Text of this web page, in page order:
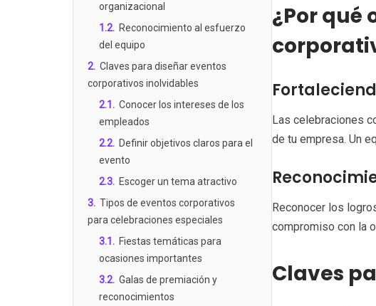
organizacional
1.2. Reconocimiento al esfuerzo
del equipo
2. Claves para diseñar eventos
corporativos inolvidables
2.1 . Conocer los intereses de los
empleados
2.2. Definir objetivos claros para el
evento
2.3. Escoger un tema atractivo
3. Tipos de eventos corporativos
para celebraciones especiales
3.1 . Fiestas temáticas para
ocasiones importantes
3.2. Galas de premiación y
reconocimientos
¿Por qué
Las celebraciones
de tu empresa. Un
Reconocer los
compromiso con la
Claves